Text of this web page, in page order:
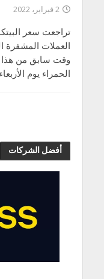
2 فبراير، 2022
العملات
وقت سابق من هذا
الحمراء يوم
أفضل الشركات